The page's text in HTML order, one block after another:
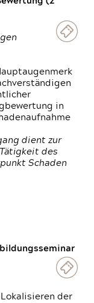
in
dient zur
des
Schaden
der